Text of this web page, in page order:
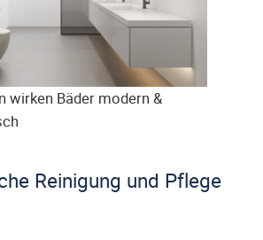
wirken Bäder modern &
Reinigung und Pflege